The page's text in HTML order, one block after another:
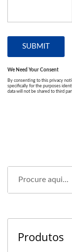
Produtos